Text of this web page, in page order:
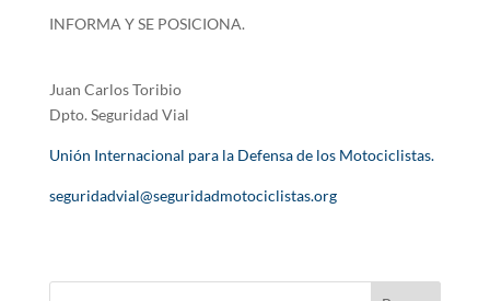
INFORMA Y SE POSICIONA.
Juan Carlos Toribio
Dpto. Seguridad Vial
Unión Internacional para la Defensa de los Motociclistas.
seguridadvial@seguridadmotociclistas.org